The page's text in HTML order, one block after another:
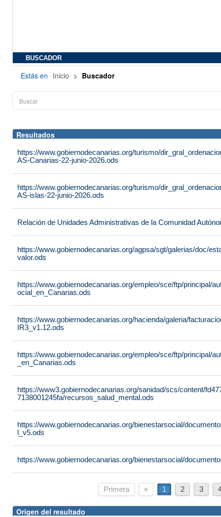
BUSCADOR
Estás en Inicio > Buscador
Resultados
https://www.gobiernodecanarias.org/turismo/
AS-Canarias-22-junio-2026.ods
https://www.gobiernodecanarias.org/turismo/
AS-islas-22-junio-2026.ods
Relación de Unidades Administrativas de la Comunidad
https://www.gobiernodecanarias.org/agpsa/sgt/galerias/doc/
valor.ods
https://www.gobiernodecanarias.org/empleo/sce/ftp/principal/
ocial_en_Canarias.ods
https://www.gobiernodecanarias.org/hacienda/galeria/
IR3_v1.12.ods
https://www.gobiernodecanarias.org/empleo/sce/ftp/principal/
_en_Canarias.ods
https://www3.gobiernodecanarias.org/sanidad/scs/content/
7138001245fa/recursos_salud_mental.ods
https://www.gobiernodecanarias.org/bienestarsocial/
l_v5.ods
https://www.gobiernodecanarias.org/bienestarsocial/
Primera « 1 2 3
Origen del resultado